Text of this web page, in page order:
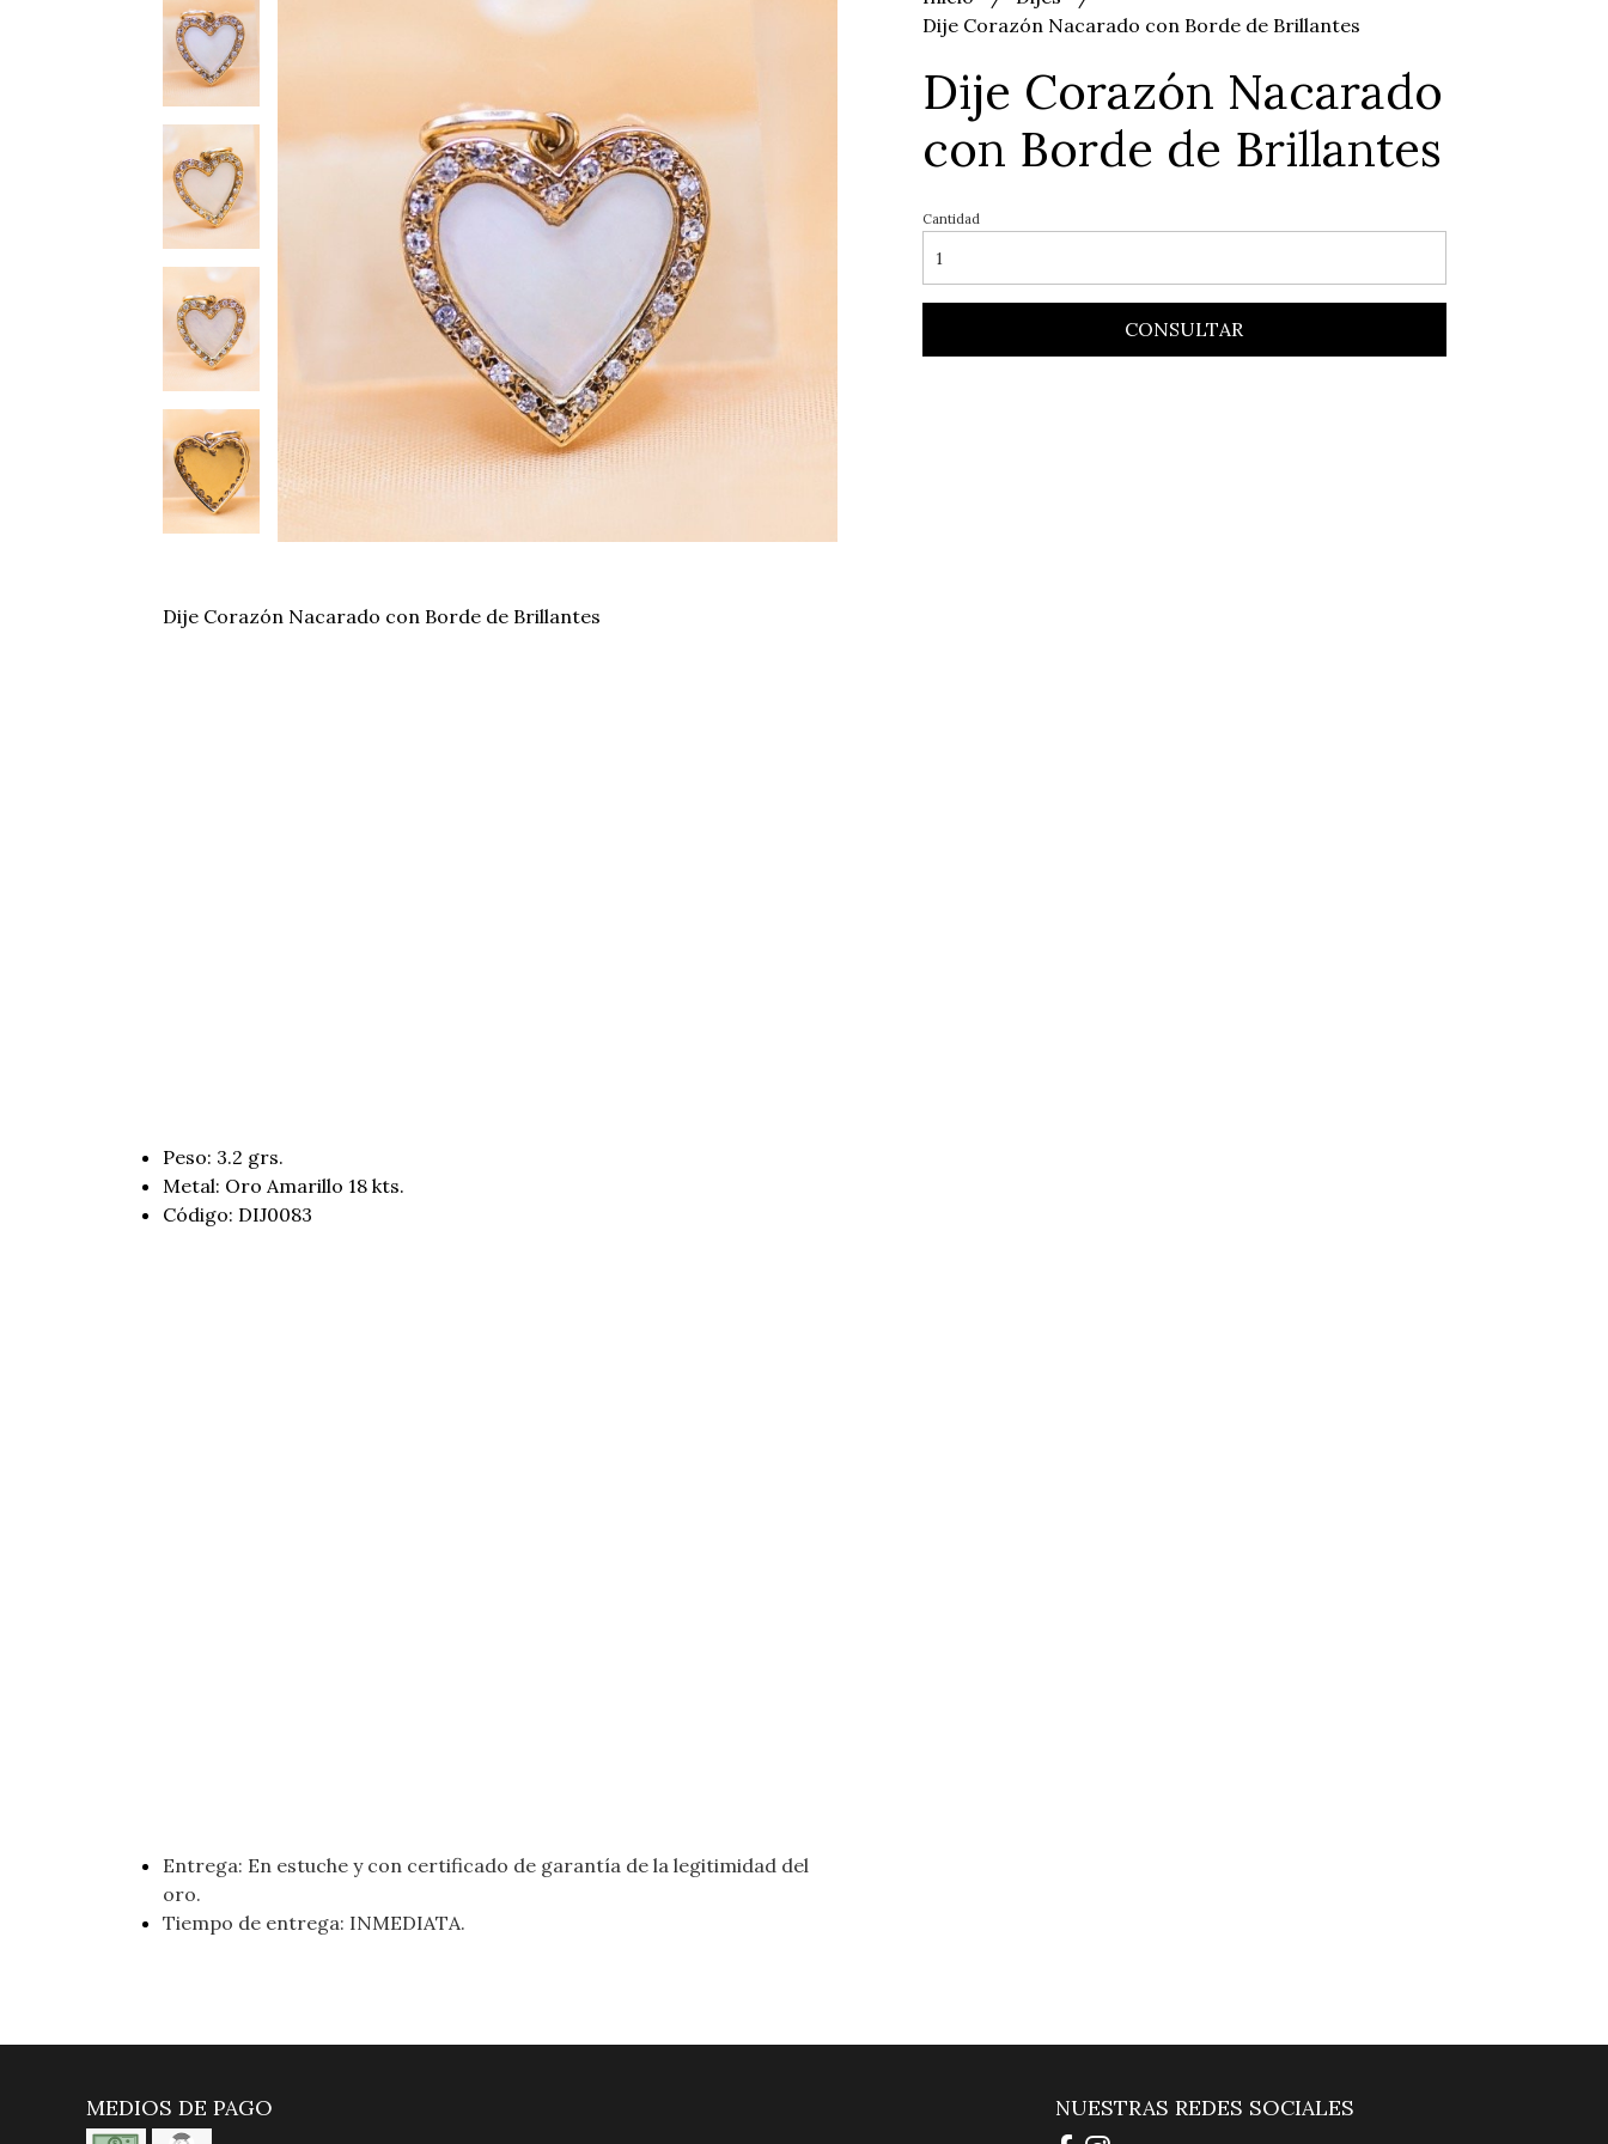
Dije Corazón Nacarado con Borde de Brillantes
Peso: 3.2 grs.
Metal: Oro Amarillo 18 kts.
Código: DIJ0083
Entrega: En estuche y con certificado de garantía de la legitimidad del
oro.
Tiempo de entrega: INMEDIATA.
Dije Corazón Nacarado con Borde de Brillantes
Dije Corazón Nacarado
con Borde de Brillantes
Cantidad
CONSULTAR
MEDIOS DE PAGO NUESTRAS REDES SOCIALES